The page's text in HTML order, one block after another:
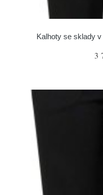
Kalhoty se sklady
3